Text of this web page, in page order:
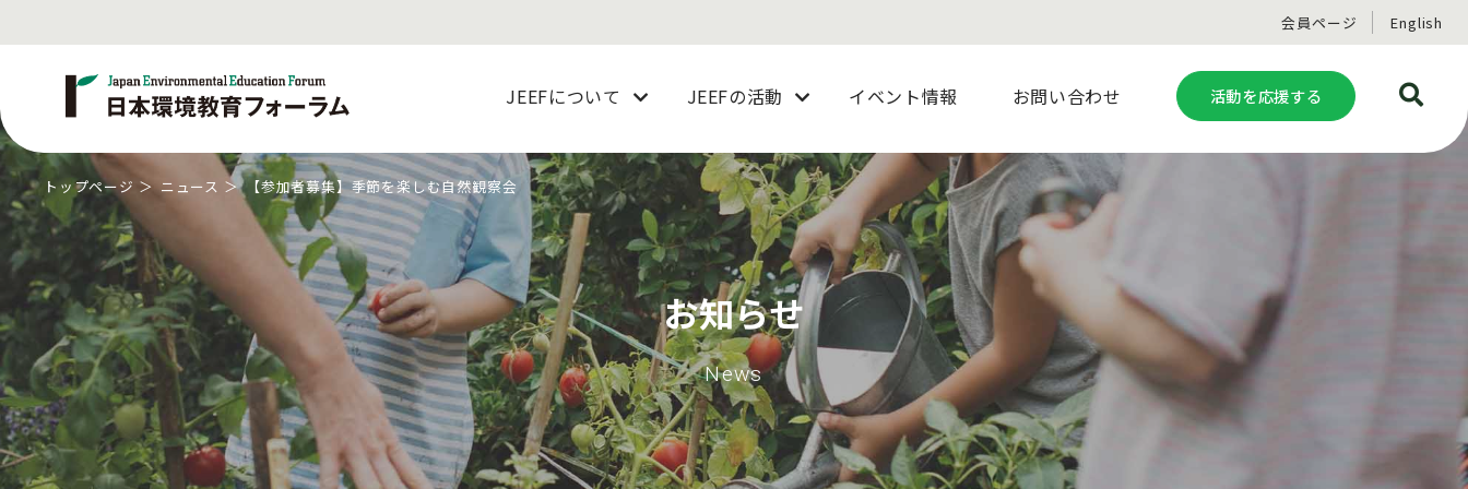
JEEFについて JEEFの活動 イベント情報 お問い合わせ 活動を応援する
会員ページ English
お知らせ
News
トップページ ニュース 【参加者募集】季節を楽しむ自然観察会